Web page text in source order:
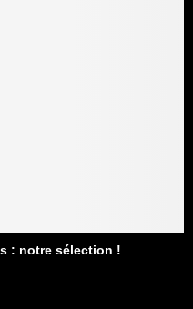
: notre sélection !